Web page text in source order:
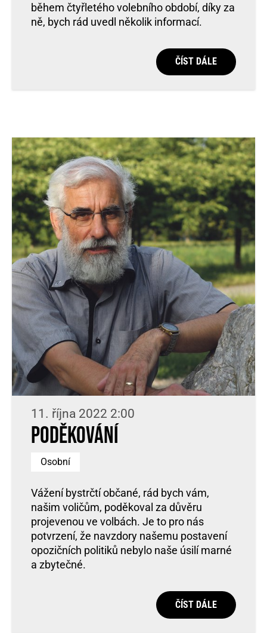
během čtyřletého volebního období, díky za
ně, bych rád uvedl několik informací.
ČÍST DÁLE
11. října 2022 2:00
Poděkování
Osobní
Vážení bystrčtí občané, rád bych vám,
našim voličům, poděkoval za důvěru
projevenou ve volbách. Je to pro nás
potvrzení, že navzdory našemu postavení
opozičních politiků nebylo naše úsilí marné
a zbytečné.
ČÍST DÁLE